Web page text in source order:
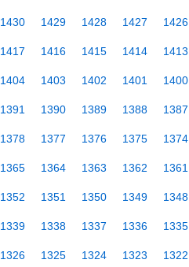
1430 1429 1428 1427 1426
1417 1416 1415 1414 1413
1404 1403 1402 1401 1400
1391 1390 1389 1388 1387
1378 1377 1376 1375 1374
1365 1364 1363 1362 1361
1352 1351 1350 1349 1348
1339 1338 1337 1336 1335
1326 1325 1324 1323 1322